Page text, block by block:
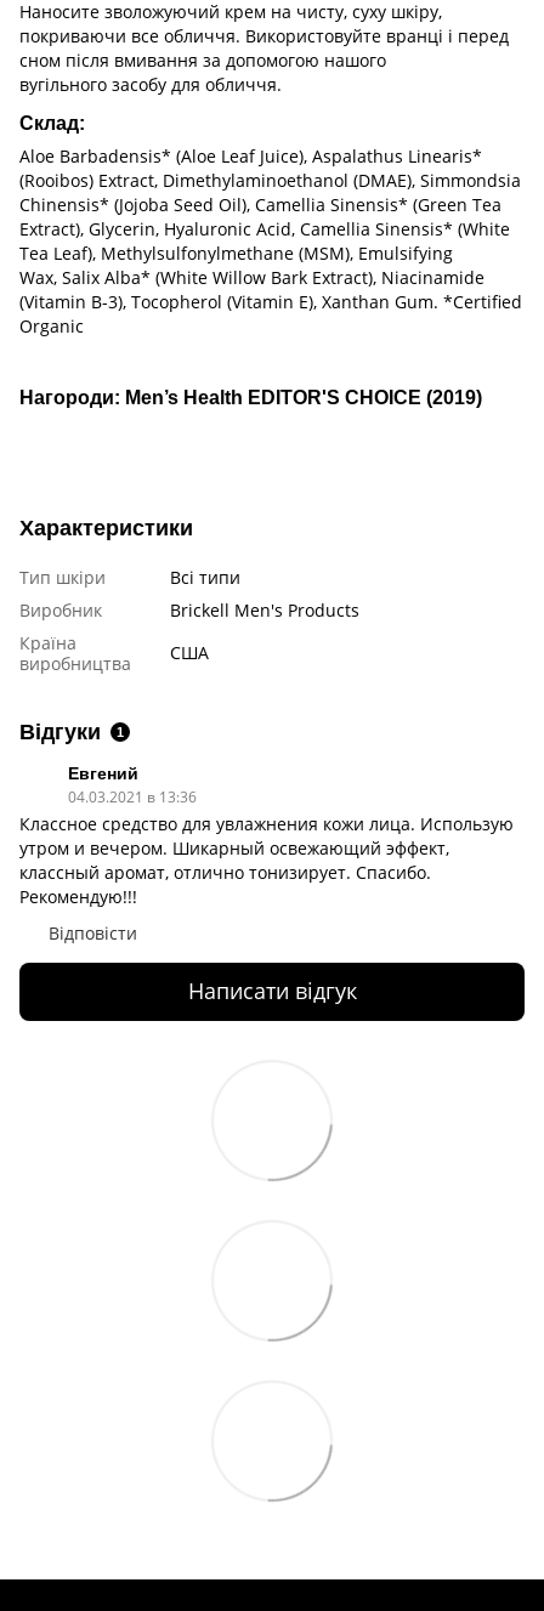
Наносите зволожуючий крем на чисту, суху шкіру,
покриваючи все обличчя. Використовуйте вранці і перед
сном після вмивання за допомогою нашого
вугільного засобу для обличчя.
Склад:
Aloe Barbadensis* (Aloe Leaf Juice), Aspalathus Linearis*
(Rooibos) Extract, Dimethylaminoethanol (DMAE), Simmondsia
Chinensis* (Jojoba Seed Oil), Camellia Sinensis* (Green Tea
Extract), Glycerin, Hyaluronic Acid, Camellia Sinensis* (White
Tea Leaf), Methylsulfonylmethane (MSM), Emulsifying
Wax, Salix Alba* (White Willow Bark Extract), Niacinamide
(Vitamin B-3), Tocopherol (Vitamin E), Xanthan Gum. *Certified
Organic
Нагороди: Men’s Health EDITOR'S CHOICE (2019)
Характеристики
Тип шкіри
Всі типи
Виробник
Brickell Men's Products
Країна
виробництва
США
Відгуки 1
Евгений
04.03.2021 в 13:36
Классное средство для увлажнения кожи лица. Использую
утром и вечером. Шикарный освежающий эффект,
классный аромат, отлично тонизирует. Спасибо.
Рекомендую!!!
Відповісти
Написати відгук